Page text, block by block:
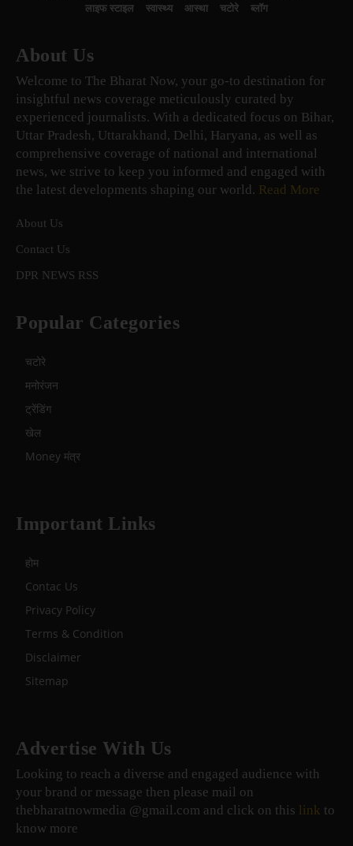
लाइफ स्टाइल
स्वास्थ्य आस्था चटोरे ब्लॉग
About Us
Welcome to The Bharat Now, your go-to destination for
insightful news coverage meticulously curated by
experienced journalists. With a dedicated focus on Bihar,
Uttar Pradesh, Uttarakhand, Delhi, Haryana, as well as
comprehensive coverage of national and international
news, we strive to keep you informed and engaged with
the latest developments shaping our world. Read More
About Us
Contact Us
DPR NEWS RSS
Popular Categories
चटोरे
मनोरंजन
ट्रेंडिंग
खेल
Money मंत्र
Important Links
होम
Contac Us
Privacy Policy
Terms & Condition
Disclaimer
Sitemap
Advertise With Us
Looking to reach a diverse and engaged audience with
your brand or message then please mail on
thebharatnowmedia @gmail.com and click on this link to
know more